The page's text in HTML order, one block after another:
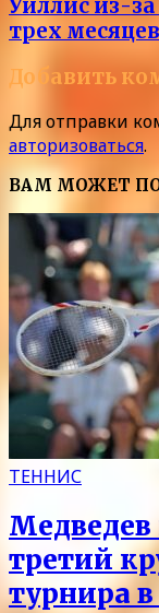
Уиллис из-
трех месяцев
Добавить
Для отправки
авторизоваться.
ВАМ МОЖЕТ
ТЕННИС
Медведев
третий
турнира